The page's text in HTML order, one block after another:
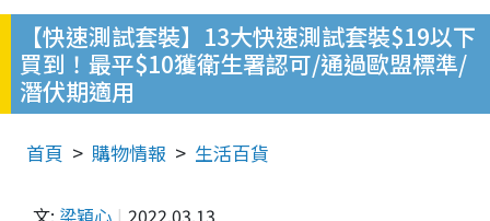
【快速測試套裝】13大快速測試套裝$19以下
買到！最平$10獲衛生署認可/通過歐盟標準/
潛伏期適用
首頁 購物情報 生活百貨
文: 梁穎心 2022.03.13